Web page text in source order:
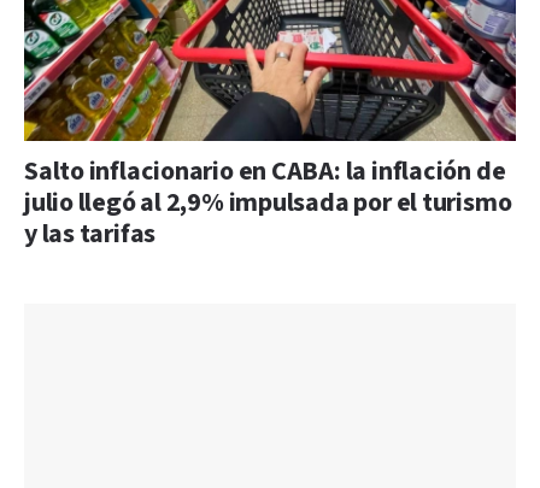
Salto inflacionario en CABA: la inflación de
julio llegó al 2,9% impulsada por el turismo
y las tarifas